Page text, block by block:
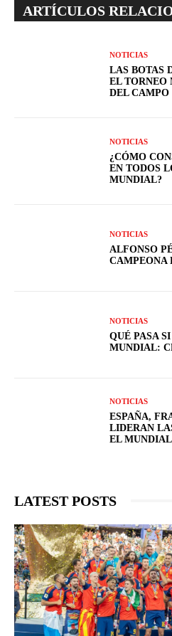
ARTÍCULOS
NOTICIAS
LAS BOTAS
EL TORNEO
DEL CAMPO
NOTICIAS
¿CÓMO
EN TODOS
MUNDIAL?
NOTICIAS
ALFONSO
CAMPEONA
NOTICIAS
QUÉ PASA
MUNDIAL:
NOTICIAS
ESPAÑA,
LIDERAN
EL MUNDIAL
LATEST POSTS